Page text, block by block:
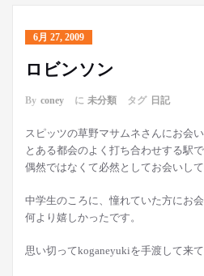
6月 27, 2009
ロビンソン
By coney に 未分類 タグ 日記
スピッツの草野マサムネさんにお会い
とある都会のよく打ち合わせする駅で
偶然ではなくて必然としてお会いして
中学生のころに、憧れていた方にお会
何より嬉しかったです。
思い切ってkoganeyukiを手渡して来て